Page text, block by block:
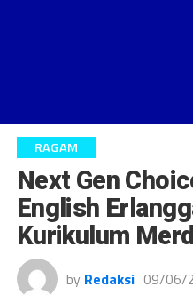
RAGAM
Next Gen
English
Kurikulum
by Redaksi 09/06/